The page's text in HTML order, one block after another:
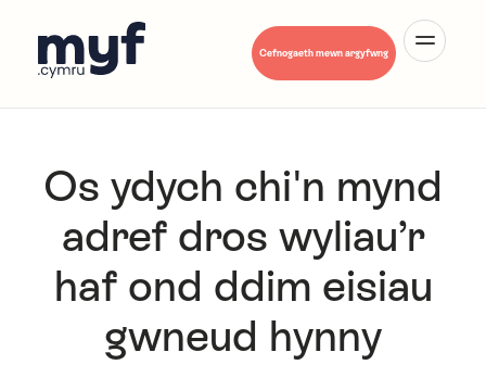
Cefnogaeth mewn argyfwng
English
Amdanom Ni
Iechyd Meddwl A-Y
Os ydych chi'n mynd
adref dros wyliau’r
haf ond ddim eisiau
gwneud hynny